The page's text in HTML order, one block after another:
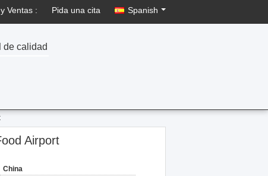
Ventas : Pida una cita Spanish
de calidad
Airport
China